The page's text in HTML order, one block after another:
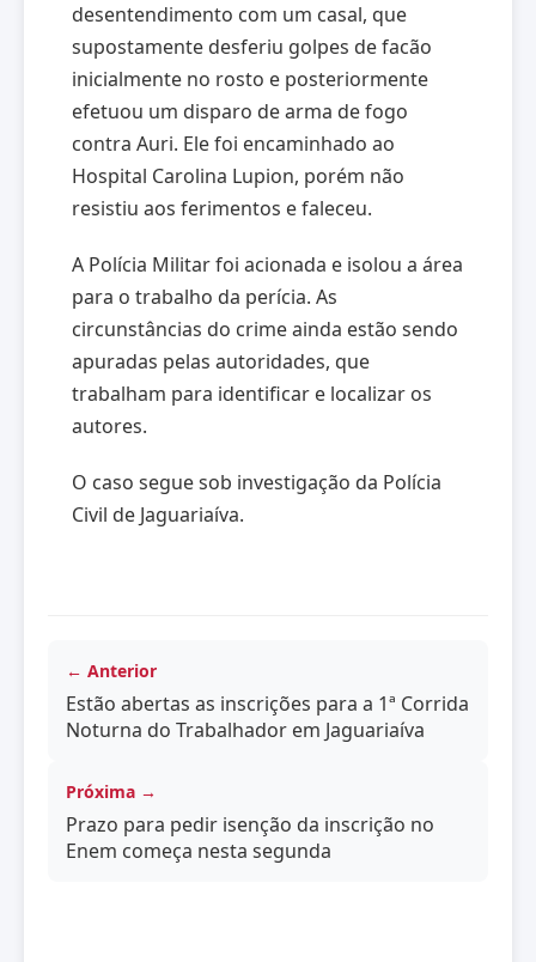
desentendimento com um casal, que
supostamente desferiu golpes de facão
inicialmente no rosto e posteriormente
efetuou um disparo de arma de fogo
contra Auri. Ele foi encaminhado ao
Hospital Carolina Lupion, porém não
resistiu aos ferimentos e faleceu.
A Polícia Militar foi acionada e isolou a área
para o trabalho da perícia. As
circunstâncias do crime ainda estão sendo
apuradas pelas autoridades, que
trabalham para identificar e localizar os
autores.
O caso segue sob investigação da Polícia
Civil de Jaguariaíva.
← Anterior
Estão abertas as inscrições para a 1ª Corrida
Noturna do Trabalhador em Jaguariaíva
Próxima →
Prazo para pedir isenção da inscrição no
Enem começa nesta segunda